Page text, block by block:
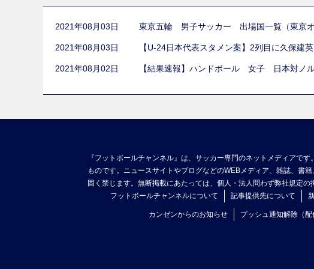
2021年08月03日 東京五輪 男子サッカー 出場国一覧（東京オ
2021年08月03日 【U-24日本代表スタメン案】2列目に久保建
2021年08月02日 【結果速報】ハンドボール 女子 日本対ノ
『フットボールチャンネル』は、サッカー専門のネットメディアで
ものです。ニュースサイトやブログなどのWEBメディア、雑誌、書
固く禁じます。無断掲載にあたっては、個人・法人問わず弊社規定
フットボールチャンネルについて
記事提供先について
カンゼンからのお知らせ プッシュ通知解除（